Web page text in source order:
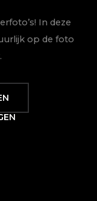
In deze
op de foto